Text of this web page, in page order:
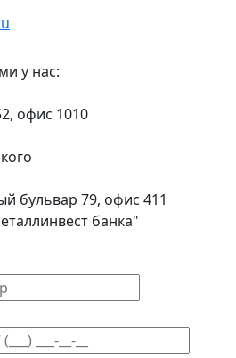
у нас:
офис 1010
бульвар 79, офис 411
банка"